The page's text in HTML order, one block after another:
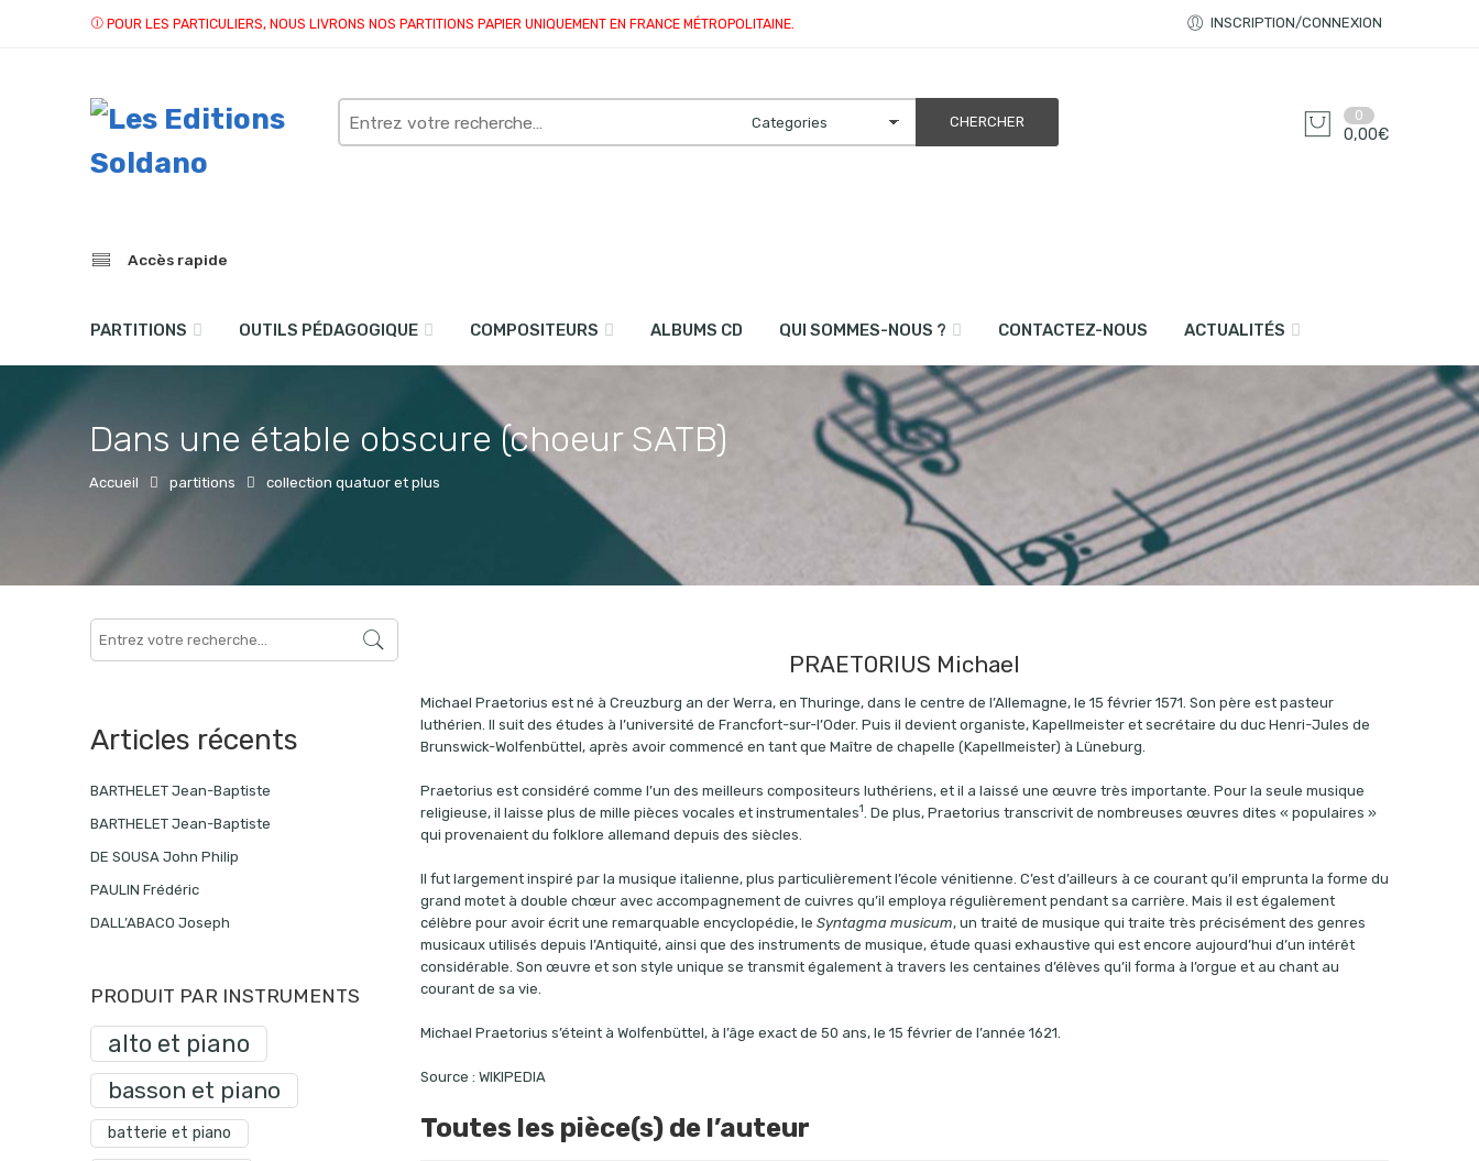
POUR LES PARTICULIERS, NOUS LIVRONS NOS PARTITIONS PAPIER UNIQUEMENT EN FRANCE MÉTROPOLITAINE. INSCRIPTION/CONNEXION
Search
here
0
0,00€
Accès rapide
PARTITIONS OUTILS PÉDAGOGIQUE COMPOSITEURS ALBUMS CD QUI SOMMES-NOUS ? CONTACTEZ-NOUS ACTUALITÉS
Dans une étable obscure (choeur SATB)
Accueil partitions collection quatuor et plus
PRAETORIUS Michael
Michael Praetorius est né à Creuzburg an der Werra, en Thuringe, dans le centre de l’Allemagne, le 15 février 1571. Son père est pasteur
luthérien. Il suit des études à l’université de Francfort-sur-l’Oder. Puis il devient organiste, Kapellmeister et secrétaire du duc Henri-Jules de
Brunswick-Wolfenbüttel, après avoir commencé en tant que Maître de chapelle (Kapellmeister) à Lüneburg.
Praetorius est considéré comme l’un des meilleurs compositeurs luthériens, et il a laissé une œuvre très importante. Pour la seule musique
religieuse, il laisse plus de mille pièces vocales et instrumentales1
. De plus, Praetorius transcrivit de nombreuses œuvres dites « populaires »
qui provenaient du folklore allemand depuis des siècles.
Il fut largement inspiré par la musique italienne, plus particulièrement l’école vénitienne. C’est d’ailleurs à ce courant qu’il emprunta la forme du
grand motet à double chœur avec accompagnement de cuivres qu’il employa régulièrement pendant sa carrière. Mais il est également
célèbre pour avoir écrit une remarquable encyclopédie, le Syntagma musicum, un traité de musique qui traite très précisément des genres
musicaux utilisés depuis l’Antiquité, ainsi que des instruments de musique, étude quasi exhaustive qui est encore aujourd’hui d’un intérêt
considérable. Son œuvre et son style unique se transmit également à travers les centaines d’élèves qu’il forma à l’orgue et au chant au
courant de sa vie.
Michael Praetorius s’éteint à Wolfenbüttel, à l’âge exact de 50 ans, le 15 février de l’année 1621.
Source : WIKIPEDIA
Toutes les pièce(s) de l’auteur
Search
here
Articles récents
BARTHELET Jean-Baptiste
BARTHELET Jean-Baptiste
DE SOUSA John Philip
PAULIN Frédéric
DALL’ABACO Joseph
PRODUIT PAR INSTRUMENTS
alto et piano
basson et piano
batterie et piano